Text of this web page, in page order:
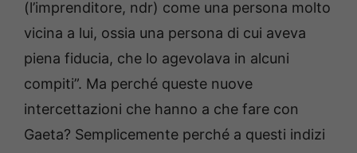
(l’imprenditore, ndr) come una persona molto
vicina a lui, ossia una persona di cui aveva
piena fiducia, che lo agevolava in alcuni
compiti”. Ma perché queste nuove
intercettazioni che hanno a che fare con
Gaeta? Semplicemente perché a questi indizi